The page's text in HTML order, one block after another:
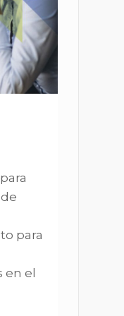
para
en el